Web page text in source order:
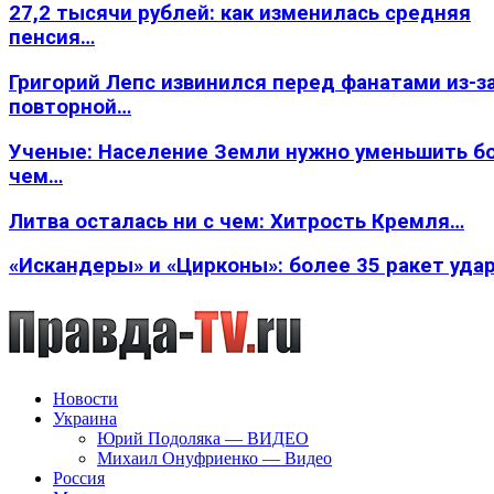
27,2 тысячи рублей: как изменилась средняя
пенсия…
Григорий Лепс извинился перед фанатами из-
повторной…
Ученые: Население Земли нужно уменьшить
чем…
Литва осталась ни с чем: Хитрость Кремля…
«Искандеры» и «Цирконы»: более 35 ракет
Новости
Украина
Юрий Подоляка — ВИДЕО
Михаил Онуфриенко — Видео
Россия